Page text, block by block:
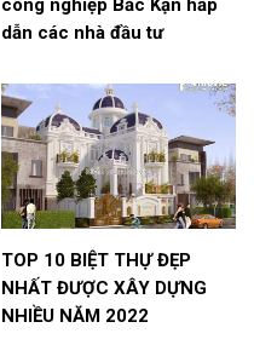
công nghiệp Bắc Kạn hấp
dẫn các nhà đầu tư
TOP 10 BIỆT THỰ ĐẸP
NHẤT ĐƯỢC XÂY DỰNG
NHIỀU NĂM 2022